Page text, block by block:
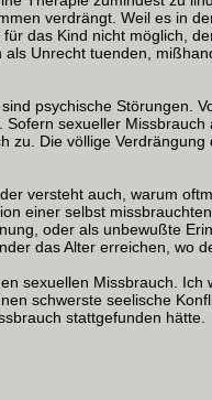
verdrängt. Weil es in
das Kind nicht möglich,
Unrecht tuenden,
psychische Störungen.
sexueller
zu. Die völlige
versteht auch, warum
einer selbst
oder als unbewußte
das Alter erreichen, wo
sexuellen Missbrauch. Ich
schwerste seelische
stattgefunden hätte.